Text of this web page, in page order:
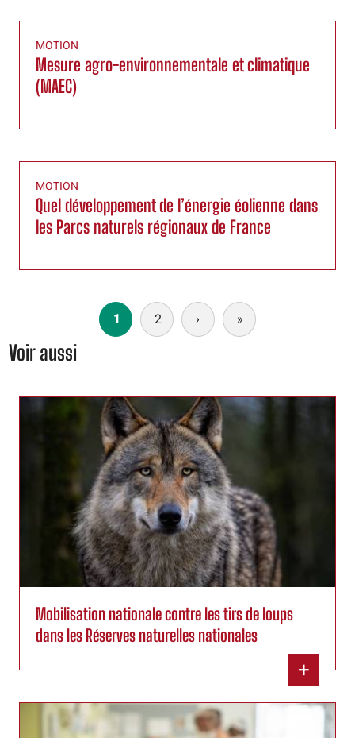
MOTION
Mesure agro-environnementale et climatique
(MAEC)
MOTION
Quel développement de l’énergie éolienne dans
les Parcs naturels régionaux de France
1 2 › Page
suivante
» Dernière
page
Voir aussi
Mobilisation nationale contre les tirs de loups
dans les Réserves naturelles nationales
+